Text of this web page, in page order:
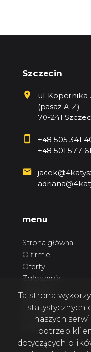
Szczecin
ul. Kopernika
(pasaż A-Z)
70-241
+48 505 341
+48 501 577
menu
Strona główna
O firmie
Oferty
Zgłoszenia
Kontakt
Ta strona
statystycznych
naszych
potrzeb
dotyczących